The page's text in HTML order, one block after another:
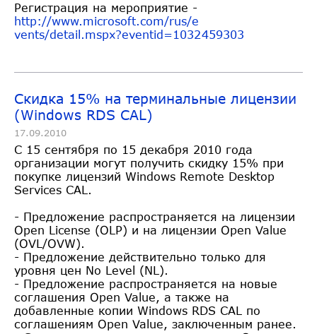
Регистрация на мероприятие -
http://www.microsoft.com/rus/e
vents/detail.mspx?eventid=1032459303
Скидка 15% на терминальные лицензии
(Windows RDS CAL)
17.09.2010
C 15 сентября по 15 декабря 2010 года
организации могут получить скидку 15% при
покупке лицензий Windows Remote Desktop
Services CAL.
- Предложение распространяется на лицензии
Open License (OLP) и на лицензии Open Value
(OVL/OVW).
- Предложение действительно только для
уровня цен No Level (NL).
- Предложение распространяется на новые
соглашения Open Value, а также на
добавленные копии Windows RDS CAL по
соглашениям Open Value, заключенным ранее.